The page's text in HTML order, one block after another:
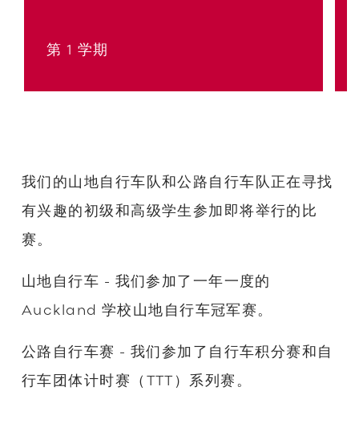
第 1 学期
我们的山地自行车队和公路自行车队正在寻找
有兴趣的初级和高级学生参加即将举行的比
赛。
山地自行车 - 我们参加了一年一度的
Auckland 学校山地自行车冠军赛。
公路自行车赛 - 我们参加了自行车积分赛和自
行车团体计时赛（TTT）系列赛。